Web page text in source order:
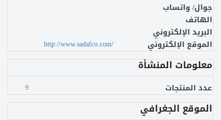
جوال/ واتساب
الهاتف
البريد الإلكتروني
الموقع الإلكتروني
http://www.sadafco.com/
معلومات المنشأة
عدد المنتجات 9
الموقع الجغرافي